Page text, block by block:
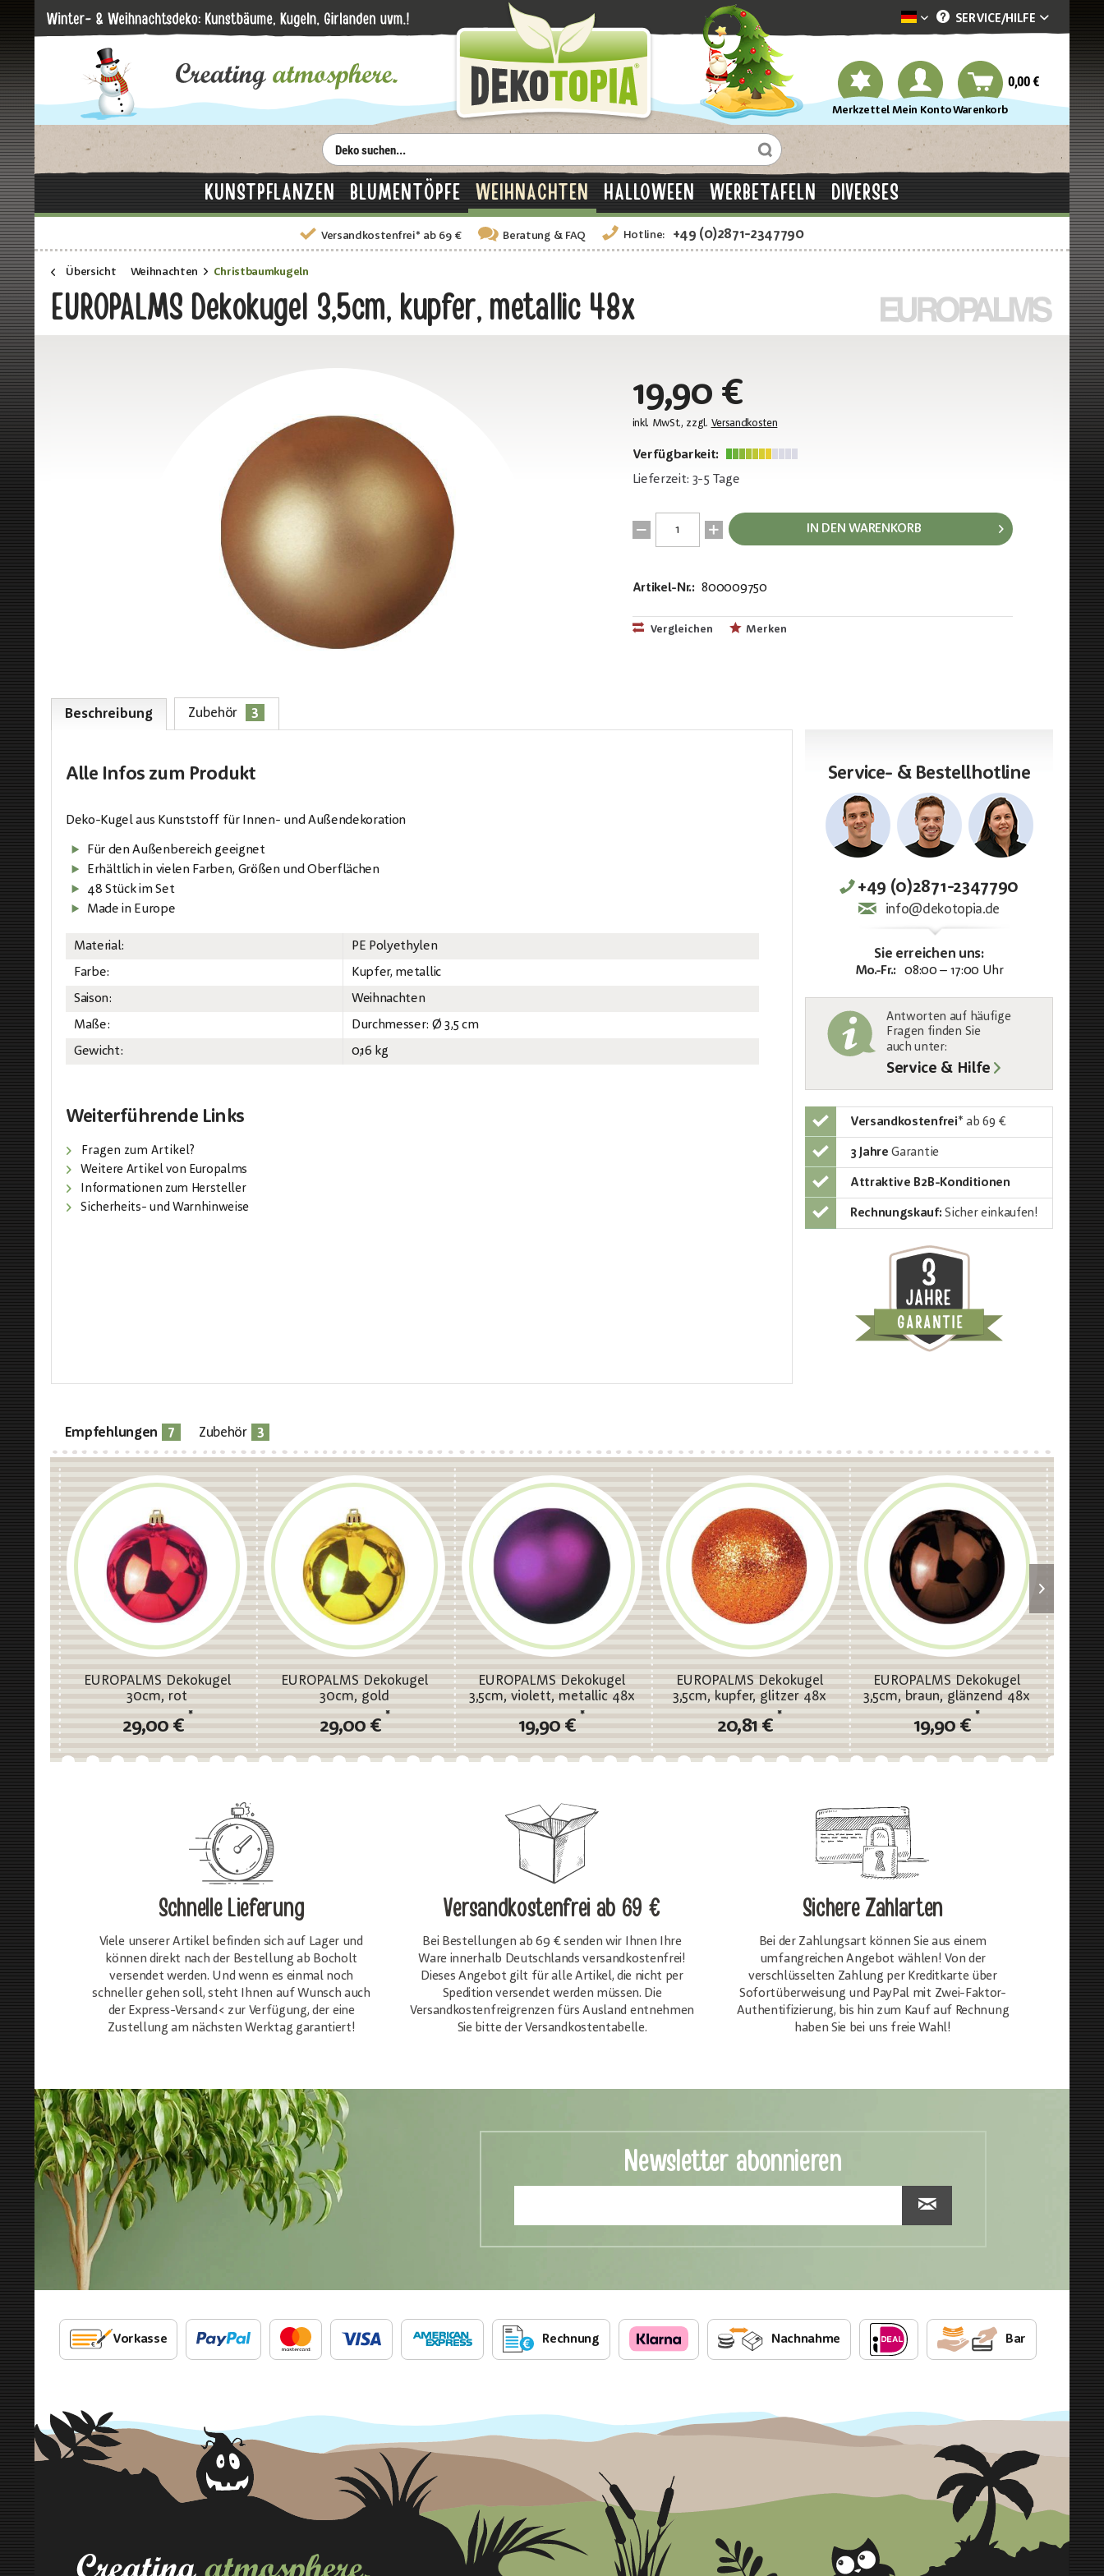
Dekotopia deutsch
SERVICE/HILFE
Merkzettel Mein KontoWarenkorb
0,00 €
KUNSTPFLANZEN BLUMENTÖPFE WEIHNACHTEN HALLOWEEN WERBETAFELN DIVERSES
Versandkostenfrei* ab 69 € Beratung& FAQ Hotline: +49 (0)2871-2347790
Übersicht Weihnachten Christbaumkugeln
EUROPALMS Dekokugel 3,5cm, kupfer, metallic 48x
19,90 €
inkl. MwSt., zzgl. Versandkosten
Verfügbarkeit:
Lieferzeit: 3-5 Tage
IN DEN WARENKORB
Artikel-Nr.: 800009750
Vergleichen Merken
Beschreibung Zubehör 3
Alle Infos zum Produkt
Deko-Kugel aus Kunststoff für Innen- und Außendekoration
Für den Außenbereich geeignet
Erhältlich in vielen Farben, Größen und Oberflächen
48 Stück im Set
Made in Europe
Material:
PE Polyethylen
Farbe:
Kupfer, metallic
Saison:
Weihnachten
Maße:
Durchmesser: Ø 3,5 cm
Gewicht:
0,16 kg
Weiterführende Links
Fragen zum Artikel?
Weitere Artikel von Europalms
Informationen zum Hersteller
Sicherheits- und Warnhinweise
Service- & Bestellhotline
+49 (0)2871-2347790
info@dekotopia.de
Sie erreichen uns:
Mo.-Fr.: 08:00 – 17:00 Uhr
Antworten auf häufige
Fragen finden Sie
auch unter:
Service & Hilfe
Versandkostenfrei* ab 69 €
3 Jahre Garantie
Attraktive B2B-Konditionen
Rechnungskauf: Sicher einkaufen!
Empfehlungen 7 Zubehör 3
EUROPALMS Dekokugel
30cm, rot
29,00 €
*
EUROPALMS Dekokugel
30cm, gold
29,00 €
*
EUROPALMS Dekokugel
3,5cm, violett, metallic 48x
19,90 €
*
EUROPALMS Dekokugel
3,5cm, kupfer, glitzer 48x
20,81 €
*
EUROPALMS Dekokugel
3,5cm, braun, glänzend 48x
19,90 €
*
Schnelle Lieferung
Viele unserer Artikel befinden sich auf Lager und
können direkt nach der Bestellung ab Bocholt
versendet werden. Und wenn es einmal noch
schneller gehen soll, steht Ihnen auf Wunsch auch
der Express-Versand< zur Verfügung, der eine
Zustellung am nächsten Werktag garantiert!
Versandkostenfrei ab 69 €
Bei Bestellungen ab 69 € senden wir Ihnen Ihre
Ware innerhalb Deutschlands versandkostenfrei!
Dieses Angebot gilt für alle Artikel, die nicht per
Spedition versendet werden müssen. Die
Versandkosten­freigrenzen fürs Ausland entnehmen
Sie bitte der Versandkostentabelle.
Sichere Zahlarten
Bei der Zahlungsart können Sie aus einem
umfangreichen Angebot wählen! Von der
verschlüsselten Zahlung per Kreditkarte über
Sofortüberweisung und PayPal mit Zwei-Faktor-
Authentifizierung, bis hin zum Kauf auf Rechnung
haben Sie bei uns freie Wahl!
Newsletter abonnieren
Vorkasse Rechnung Nachnahme Bar